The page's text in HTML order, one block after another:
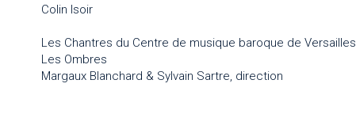
Colin Isoir
Les Chantres du Centre de musique baroque de Versailles
Les Ombres
Margaux Blanchard & Sylvain Sartre, direction